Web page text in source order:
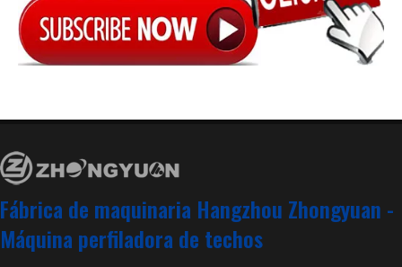
Rollo Metropo de alta velocidad que forma la máquina formadora con transmisión de caja de engranajes
Fábrica de maquinaria Hangzhou Zhongyuan -
Máquina perfiladora de techos